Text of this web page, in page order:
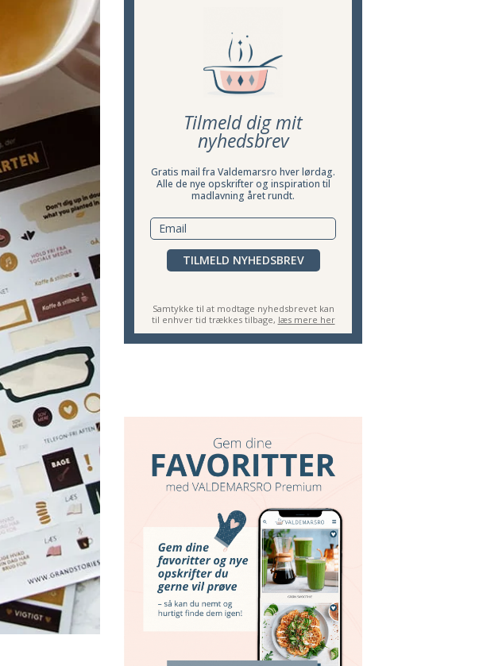
Tilmeld dig mit
nyhedsbrev
Gratis mail fra Valdemarsro hver lørdag.
Alle de nye opskrifter og inspiration til
madlavning året rundt.
TILMELD NYHEDSBREV
Samtykke til at modtage nyhedsbrevet kan
til enhver tid trækkes tilbage, læs mere her